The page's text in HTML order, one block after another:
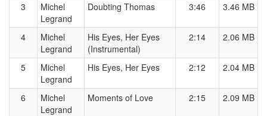
3
Michel
Legrand
Doubting Thomas 3:46 3.46 MB
4
Michel
Legrand
His Eyes, Her Eyes
(Instrumental)
2:14 2.06 MB
5
Michel
Legrand
His Eyes, Her Eyes 2:12 2.04 MB
6
Michel
Legrand
Moments of Love 2:15 2.09 MB